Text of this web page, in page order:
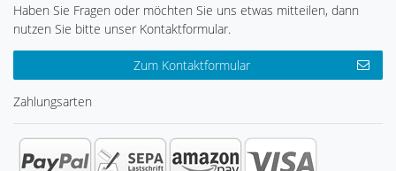
Haben Sie Fragen oder möchten Sie uns etwas mitteilen, dann
nutzen Sie bitte unser Kontaktformular.
Zum Kontaktformular
Zahlungsarten